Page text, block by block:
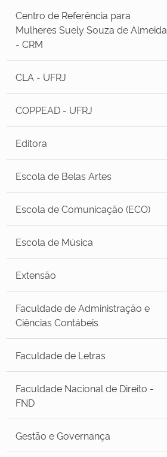
Centro de Referência para
Mulheres Suely Souza de Almeida
- CRM
CLA - UFRJ
COPPEAD - UFRJ
Editora
Escola de Belas Artes
Escola de Comunicação (ECO)
Escola de Música
Extensão
Faculdade de Administração e
Ciências Contábeis
Faculdade de Letras
Faculdade Nacional de Direito -
FND
Gestão e Governança